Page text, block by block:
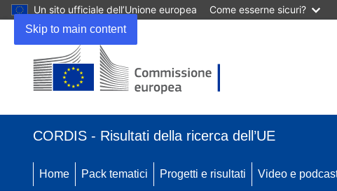
Skip to main content
Un sito ufficiale dell’Unione europea Come esserne sicuri?
in
nuova
finestra)
CORDIS - Risultati della ricerca dell’UE
Home Pack tematici Progetti e risultati Video e